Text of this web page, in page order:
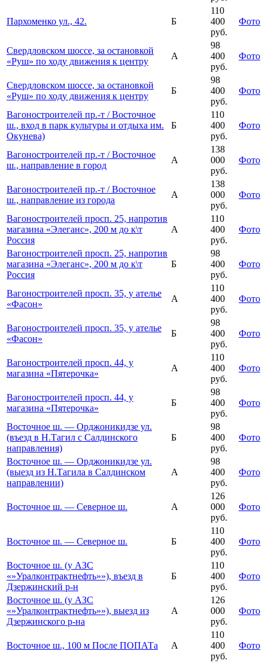
Пархоменко ул., 42. Б
110
400
руб.
Фото
Свердловском шоссе, за остановкой
«Руш» по ходу движения к центру
А
98
400
руб.
Фото
Свердловском шоссе, за остановкой
«Руш» по ходу движения к центру
Б
98
400
руб.
Фото
Вагоностроителей пр.-т / Восточное
ш., вход в парк культуры и отдыха им.
Окунева)
Б
110
400
руб.
Фото
Вагоностроителей пр.-т / Восточное
ш., направление в город
А
138
000
руб.
Фото
Вагоностроителей пр.-т / Восточное
ш., направление из города
А
138
000
руб.
Фото
Вагоностроителей просп. 25, напротив
магазина «Элеганс», 200 м до к\т
Россия
А
110
400
руб.
Фото
Вагоностроителей просп. 25, напротив
магазина «Элеганс», 200 м до к\т
Россия
Б
98
400
руб.
Фото
Вагоностроителей просп. 35, у ателье
«Фасон»
А
110
400
руб.
Фото
Вагоностроителей просп. 35, у ателье
«Фасон»
Б
98
400
руб.
Фото
Вагоностроителей просп. 44, у
магазина «Пятерочка»
А
110
400
руб.
Фото
Вагоностроителей просп. 44, у
магазина «Пятерочка»
Б
98
400
руб.
Фото
Восточное ш. — Орджоникидзе ул.
(въезд в Н.Тагил с Салдинского
направления)
Б
98
400
руб.
Фото
Восточное ш. — Орджоникидзе ул.
(выезд из Н.Тагила в Салдинском
направлении)
А
98
400
руб.
Фото
Восточное ш. — Северное ш. А
126
000
руб.
Фото
Восточное ш. — Северное ш. Б
110
400
руб.
Фото
Восточное ш. (у АЗС
«»Уралконтрактнефть»»), въезд в
Дзержинский р-н
Б
110
400
руб.
Фото
Восточное ш. (у АЗС
«»Уралконтрактнефть»»), выезд из
Дзержинского р-на
А
126
000
руб.
Фото
Восточное ш., 100 м После ПОПАТа А
110
400
руб.
Фото